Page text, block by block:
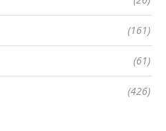
(161)
(61)
(426)